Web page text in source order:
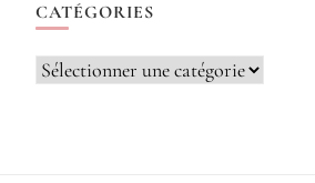
CATÉGORIES
Catégories